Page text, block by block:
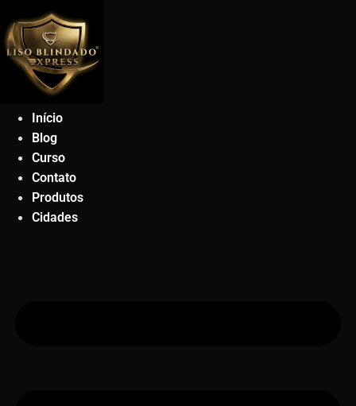
para
o
conteúdo
Início
Blog
Curso
Contato
Produtos
Cidades